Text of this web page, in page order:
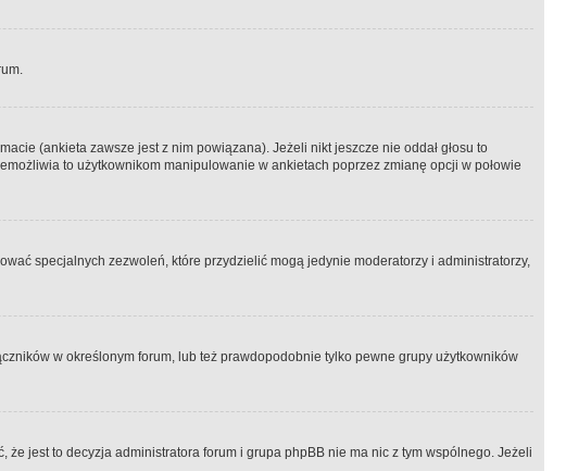
(ankieta zawsze jest z nim powiązana). Jeżeli nikt jeszcze nie oddał głosu to
to użytkownikom manipulowanie w ankietach poprzez zmianę opcji w połowie
specjalnych zezwoleń, które przydzielić mogą jedynie moderatorzy i administratorzy,
w określonym forum, lub też prawdopodobnie tylko pewne grupy użytkowników
jest to decyzja administratora forum i grupa phpBB nie ma nic z tym wspólnego. Jeżeli